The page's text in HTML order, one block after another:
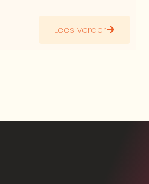
Lees verder